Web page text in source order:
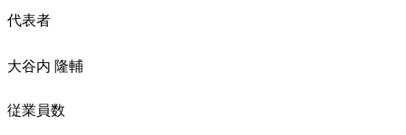
代表者
大谷内 隆輔
従業員数